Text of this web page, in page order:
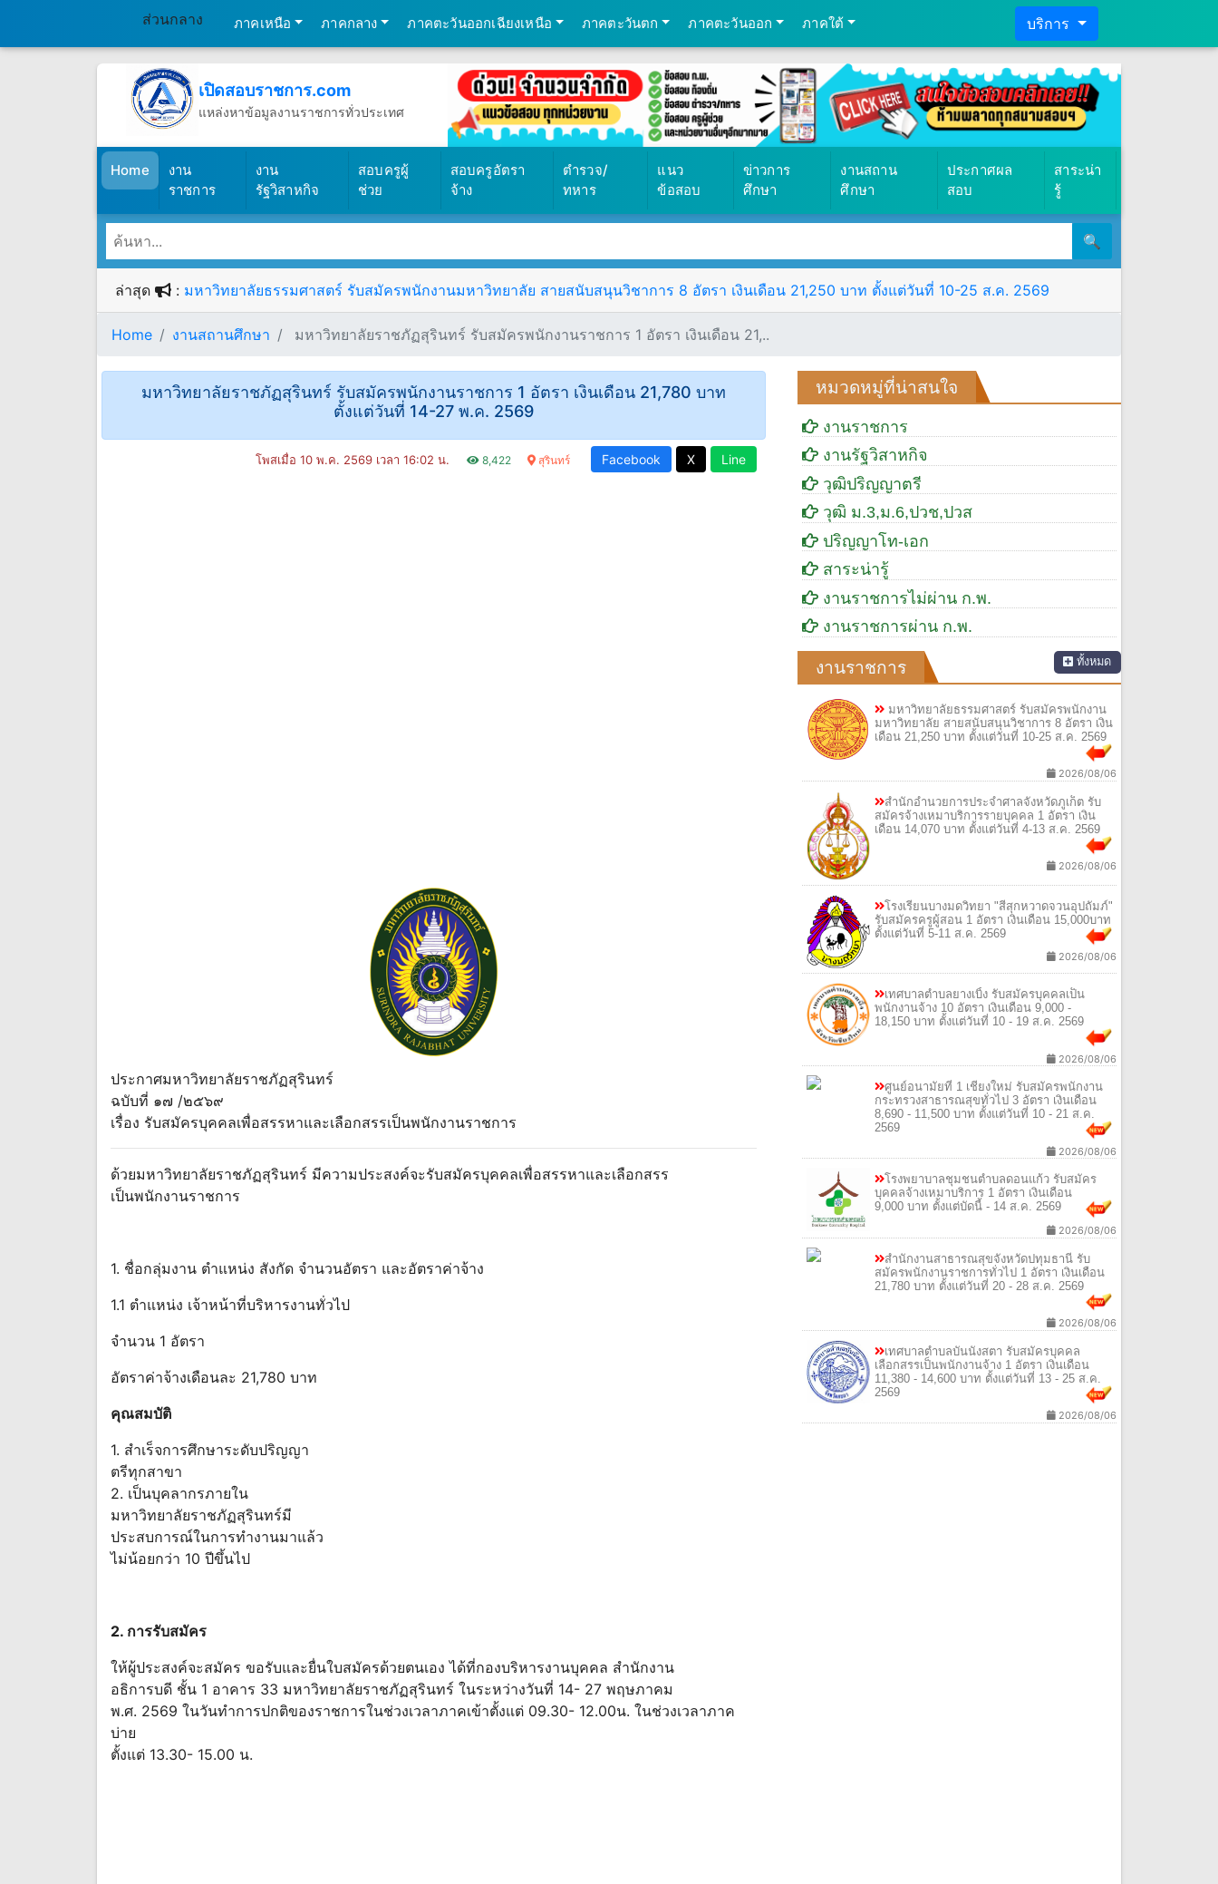
ส่วนกลาง ภาคเหนือ ภาคกลาง ภาคตะวันออกเฉียงเหนือ ภาคตะวันตก ภาคตะวันออก ภาคใต้ บริการ
เปิดสอบราชการ.com
แหล่งหาข้อมูลงานราชการทั่วประเทศ
Home(เปิดสอบราชการ)
งาน
ราชการ
งาน
รัฐวิสาหกิจ
สอบครูผู้
ช่วย
สอบครูอัตรา
จ้าง
ตำรวจ/
ทหาร
แนว
ข้อสอบ
ข่าวการ
ศึกษา
งานสถาน
ศึกษา
ประกาศผล
สอบ
สาระน่า
รู้
🔍
ล่าสุด : มหาวิทยาลัยธรรมศาสตร์ รับสมัครพนักงานมหาวิทยาลัย สายสนับสนุนวิชาการ 8 อัตรา เงินเดือน 21,250 บาท ตั้งแต่วันที่ 10-25 ส.ค. 2569
Home งานสถานศึกษา มหาวิทยาลัยราชภัฏสุรินทร์ รับสมัครพนักงานราชการ 1 อัตรา เงินเดือน 21,..
มหาวิทยาลัยราชภัฏสุรินทร์ รับสมัครพนักงานราชการ 1 อัตรา เงินเดือน 21,780 บาท
ตั้งแต่วันที่ 14-27 พ.ค. 2569
โพสเมื่อ 10 พ.ค. 2569 เวลา 16:02 น. 8,422 สุรินทร์ Facebook X Line
ประกาศมหาวิทยาลัยราชภัฏสุรินทร์
ฉบับที่ ๑๗ /๒๕๖๙
เรื่อง รับสมัครบุคคลเพื่อสรรหาและเลือกสรรเป็นพนักงานราชการ
ด้วยมหาวิทยาลัยราชภัฏสุรินทร์ มีความประสงค์จะรับสมัครบุคคลเพื่อสรรหาและเลือกสรร
เป็นพนักงานราชการ
1. ชื่อกลุ่มงาน ตำแหน่ง สังกัด จำนวนอัตรา และอัตราค่าจ้าง
1.1 ตำแหน่ง เจ้าหน้าที่บริหารงานทั่วไป
จำนวน 1 อัตรา
อัตราค่าจ้างเดือนละ 21,780 บาท
คุณสมบัติ
1. สำเร็จการศึกษาระดับปริญญา
ตรีทุกสาขา
2. เป็นบุคลากรภายใน
มหาวิทยาลัยราชภัฏสุรินทร์มี
ประสบการณ์ในการทำงานมาแล้ว
ไม่น้อยกว่า 10 ปีขึ้นไป
2. การรับสมัคร
ให้ผู้ประสงค์จะสมัคร ขอรับและยื่นใบสมัครด้วยตนเอง ได้ที่กองบริหารงานบุคคล สำนักงาน
อธิการบดี ชั้น 1 อาคาร 33 มหาวิทยาลัยราชภัฏสุรินทร์ ในระหว่างวันที่ 14- 27 พฤษภาคม
พ.ศ. 2569 ในวันทำการปกติของราชการในช่วงเวลาภาคเข้าตั้งแต่ 09.30- 12.00น. ในช่วงเวลาภาค
บ่าย
ตั้งแต่ 13.30- 15.00 น.
หมวดหมู่ที่น่าสนใจ
งานราชการ
งานรัฐวิสาหกิจ
วุฒิปริญญาตรี
วุฒิ ม.3,ม.6,ปวช,ปวส
ปริญญาโท-เอก
สาระน่ารู้
งานราชการไม่ผ่าน ก.พ.
งานราชการผ่าน ก.พ.
งานราชการ ทั้งหมด
มหาวิทยาลัยธรรมศาสตร์ รับสมัครพนักงาน
มหาวิทยาลัย สายสนับสนุนวิชาการ 8 อัตรา เงิน
เดือน 21,250 บาท ตั้งแต่วันที่ 10-25 ส.ค. 2569
2026/08/06
สำนักอำนวยการประจำศาลจังหวัดภูเก็ต รับ
สมัครจ้างเหมาบริการรายบุคคล 1 อัตรา เงิน
เดือน 14,070 บาท ตั้งแต่วันที่ 4-13 ส.ค. 2569
2026/08/06
โรงเรียนบางมดวิทยา "สีสุกหวาดจวนอุปถัมภ์"
รับสมัครครูผู้สอน 1 อัตรา เงินเดือน 15,000บาท
ตั้งแต่วันที่ 5-11 ส.ค. 2569
2026/08/06
เทศบาลตำบลยางเบิ้ง รับสมัครบุคคลเป็น
พนักงานจ้าง 10 อัตรา เงินเดือน 9,000 -
18,150 บาท ตั้งแต่วันที่ 10 - 19 ส.ค. 2569
2026/08/06
ศูนย์อนามัยที่ 1 เชียงใหม่ รับสมัครพนักงาน
กระทรวงสาธารณสุขทั่วไป 3 อัตรา เงินเดือน
8,690 - 11,500 บาท ตั้งแต่วันที่ 10 - 21 ส.ค.
2569
2026/08/06
โรงพยาบาลชุมชนตำบลดอนแก้ว รับสมัคร
บุคคลจ้างเหมาบริการ 1 อัตรา เงินเดือน
9,000 บาท ตั้งแต่บัดนี้ - 14 ส.ค. 2569
2026/08/06
สํานักงานสาธารณสุขจังหวัดปทุมธานี รับ
สมัครพนักงานราชการทั่วไป 1 อัตรา เงินเดือน
21,780 บาท ตั้งแต่วันที่ 20 - 28 ส.ค. 2569
2026/08/06
เทศบาลตําบลบันนังสตา รับสมัครบุคคล
เลือกสรรเป็นพนักงานจ้าง 1 อัตรา เงินเดือน
11,380 - 14,600 บาท ตั้งแต่วันที่ 13 - 25 ส.ค.
2569
2026/08/06